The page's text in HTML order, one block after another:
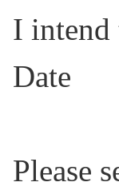
I intend
Date
Please